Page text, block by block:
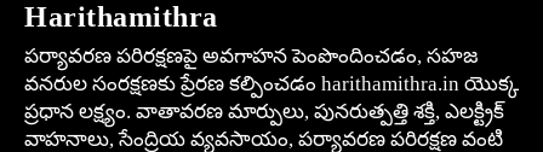
Harithamithra
పర్యావరణ పరిరక్షణపై అవగాహన పెంపొందించడం, సహజ
వనరుల సంరక్షణకు ప్రేరణ కల్పించడం harithamithra.in యొక్క
ప్రధాన లక్ష్యం. వాతావరణ మార్పులు, పునరుత్పత్తి శక్తి, ఎలక్ట్రిక్
వాహనాలు, సేంద్రియ వ్యవసాయం, పర్యావరణ పరిరక్షణ వంటి